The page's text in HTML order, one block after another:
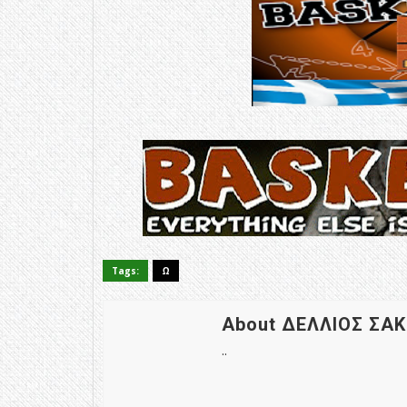
Tags: Ω
About ΔΕΛΛΙΟΣ
..